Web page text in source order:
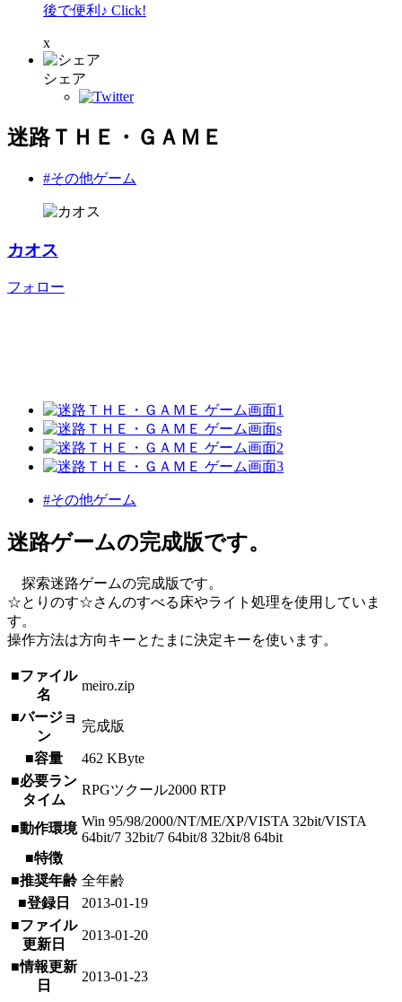
後で便利♪ Click!
x
シェア
迷路ＴＨＥ・ＧＡＭＥ
#その他ゲーム
カオス
フォロー
#その他ゲーム
迷路ゲームの完成版です。
探索迷路ゲームの完成版です。
☆とりのす☆さんのすべる床やライト処理を使用していま
す。
操作方法は方向キーとたまに決定キーを使います。
■ファイル
名
meiro.zip
■バージョ
ン
完成版
■容量
462 KByte
■必要ラン
タイム
RPGツクール2000 RTP
■動作環境 Win 95/98/2000/NT/ME/XP/VISTA 32bit/VISTA
64bit/7 32bit/7 64bit/8 32bit/8 64bit
■特徴
■推奨年齢 全年齢
■登録日
2013-01-19
■ファイル
更新日
2013-01-20
■情報更新
日
2013-01-23